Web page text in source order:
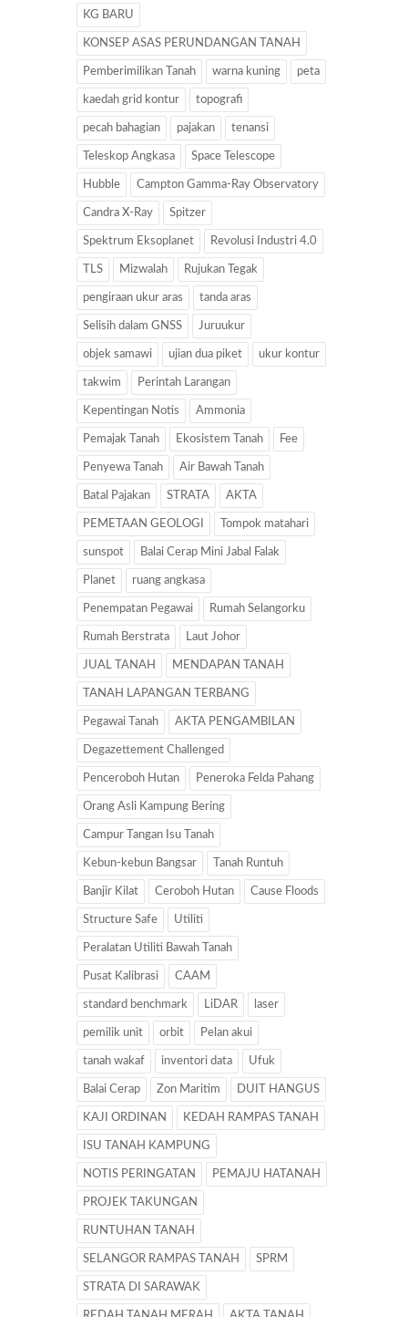
KG BARU
KONSEP ASAS PERUNDANGAN TANAH
Pemberimilikan Tanah warna kuning peta
kaedah grid kontur topografi
pecah bahagian pajakan tenansi
Teleskop Angkasa Space Telescope
Hubble Campton Gamma-Ray Observatory
Candra X-Ray Spitzer
Spektrum Eksoplanet Revolusi Industri 4.0
TLS Mizwalah Rujukan Tegak
pengiraan ukur aras tanda aras
Selisih dalam GNSS Juruukur
objek samawi ujian dua piket ukur kontur
takwim Perintah Larangan
Kepentingan Notis Ammonia
Pemajak Tanah Ekosistem Tanah Fee
Penyewa Tanah Air Bawah Tanah
Batal Pajakan STRATA AKTA
PEMETAAN GEOLOGI Tompok matahari
sunspot Balai Cerap Mini Jabal Falak
Planet ruang angkasa
Penempatan Pegawai Rumah Selangorku
Rumah Berstrata Laut Johor
JUAL TANAH MENDAPAN TANAH
TANAH LAPANGAN TERBANG
Pegawai Tanah AKTA PENGAMBILAN
Degazettement Challenged
Penceroboh Hutan Peneroka Felda Pahang
Orang Asli Kampung Bering
Campur Tangan Isu Tanah
Kebun-kebun Bangsar Tanah Runtuh
Banjir Kilat Ceroboh Hutan Cause Floods
Structure Safe Utiliti
Peralatan Utiliti Bawah Tanah
Pusat Kalibrasi CAAM
standard benchmark LiDAR laser
pemilik unit orbit Pelan akui
tanah wakaf inventori data Ufuk
Balai Cerap Zon Maritim DUIT HANGUS
KAJI ORDINAN KEDAH RAMPAS TANAH
ISU TANAH KAMPUNG
NOTIS PERINGATAN PEMAJU HATANAH
PROJEK TAKUNGAN
RUNTUHAN TANAH
SELANGOR RAMPAS TANAH SPRM
STRATA DI SARAWAK